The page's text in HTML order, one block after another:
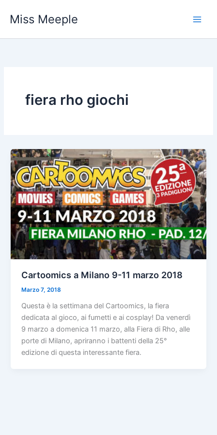
Miss Meeple
fiera rho giochi
Cartoomics a Milano 9-11 marzo 2018
Marzo 7, 2018
Questa è la settimana del Cartoomics, la fiera
dedicata al gioco, ai fumetti e ai cosplay! Da venerdì
9 marzo a domenica 11 marzo, alla Fiera di Rho, alle
porte di Milano, apriranno i battenti della 25°
edizione di questa interessante fiera.